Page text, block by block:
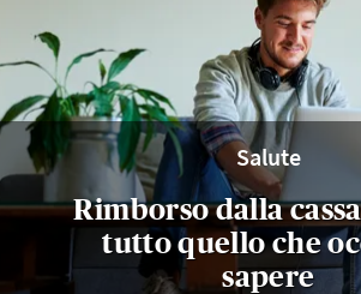
Salute
Rimborso dalla
tutto quello che
sapere